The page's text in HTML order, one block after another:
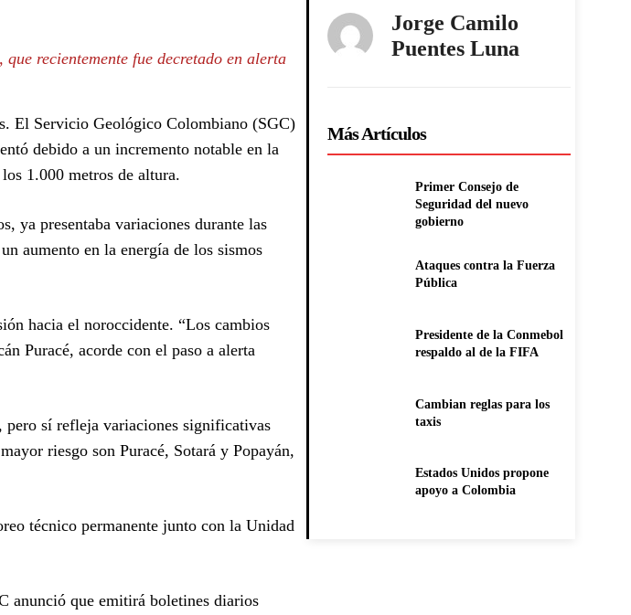
recientemente fue decretado en alerta
El Servicio Geológico Colombiano (SGC)
debido a un incremento notable en la
1.000 metros de altura.
ya presentaba variaciones durante las
aumento en la energía de los sismos
hacia el noroccidente. “Los cambios
Puracé, acorde con el paso a alerta
pero sí refleja variaciones significativas
riesgo son Puracé, Sotará y Popayán,
técnico permanente junto con la Unidad
anunció que emitirá boletines diarios
Jorge Camilo
Puentes Luna
Más Artículos
Primer Consejo de
Seguridad del nuevo
gobierno
Ataques contra la Fuerza
Pública
Presidente de la Conmebol
respaldo al de la FIFA
Cambian reglas para los
taxis
Estados Unidos propone
apoyo a Colombia